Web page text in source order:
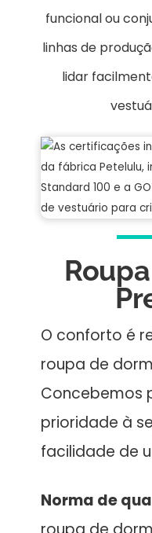
funcional ou
linhas de
lidar
O conforto é
roupa de
Concebemos
prioridade à
facilidade de
Norma de